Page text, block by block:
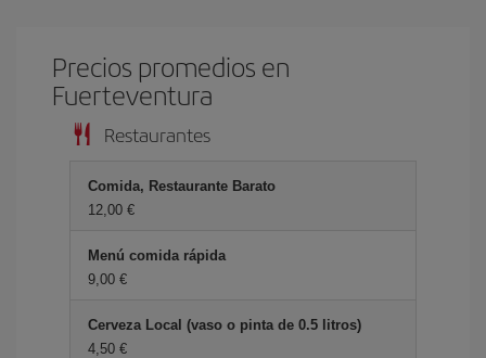
Precios promedios en
Fuerteventura
Restaurantes
Comida, Restaurante Barato
12,00 €
Menú comida rápida
9,00 €
Cerveza Local (vaso o pinta de 0.5 litros)
4,50 €